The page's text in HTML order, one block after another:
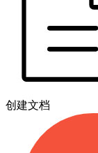
创建文档